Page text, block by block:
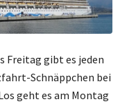
Freitag gibt es jeden
Schnäppchen bei
geht es am Montag